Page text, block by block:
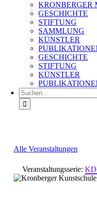
KRONBERGER
GESCHICHTE
STIFTUNG
SAMMLUNG
KÜNSTLER
GESCHICHTE
STIFTUNG
KÜNSTLER
Suche
nach:
Alle Veranstaltungen
Veranstaltungsserie: